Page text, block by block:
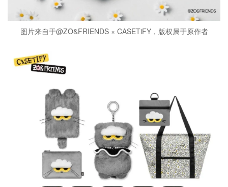
图片来自于@ZO&FRIENDS × CASETiFY，版权属于原作者